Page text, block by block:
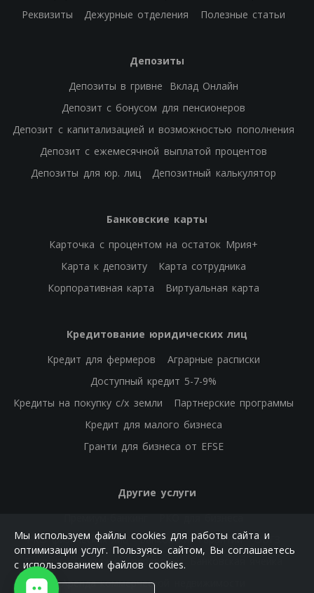
Реквизиты
Дежурные отделения Полезные статьи
Депозиты
Депозиты в гривне
Вклад Онлайн
Депозит с бонусом для пенсионеров
Депозит с капитализацией и возможностью пополнения
Депозит с ежемесячной выплатой процентов
Депозиты для юр. лиц
Депозитный калькулятор
Банковские карты
Карточка с процентом на остаток Мрия+
Карта к депозиту
Карта сотрудника
Корпоративная карта
Виртуальная карта
Кредитование юридических лиц
Кредит для фермеров
Аграрные расписки
Доступный кредит 5-7-9%
Кредиты на покупку с/х земли
Партнерские программы
Кредит для малого бизнеса
Гранти для бизнеса от EFSE
Другие услуги
РКО физических лиц
Банковские гарантии
ОВГЗ
Е-лимит
Платежи и переводы
Аренда коммерческой недвижимости
Мы используем файлы cookies для работы сайта и
оптимизации услуг. Пользуясь сайтом, Вы соглашаетесь
с использованием файлов cookies.